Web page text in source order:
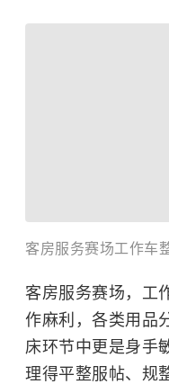
客房服务赛场工作车
客房服务赛场，工
作麻利，各类用品
床环节中更是身手
理得平整服帖、规